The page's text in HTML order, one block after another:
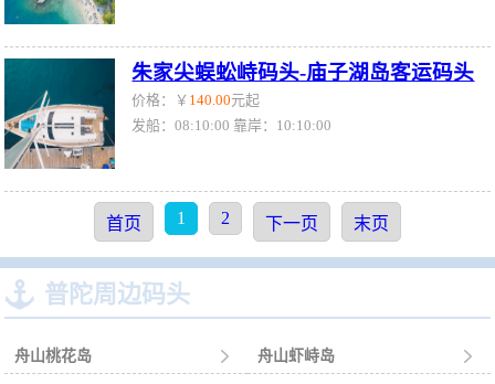
朱家尖蜈蚣峙码头-庙子湖岛客运码头
价格：￥ 140.00元起
发船：08:10:00 靠岸：10:10:00
首页 1 2 下一页 末页
 普陀周边码头
舟山桃花岛  舟山虾峙岛 